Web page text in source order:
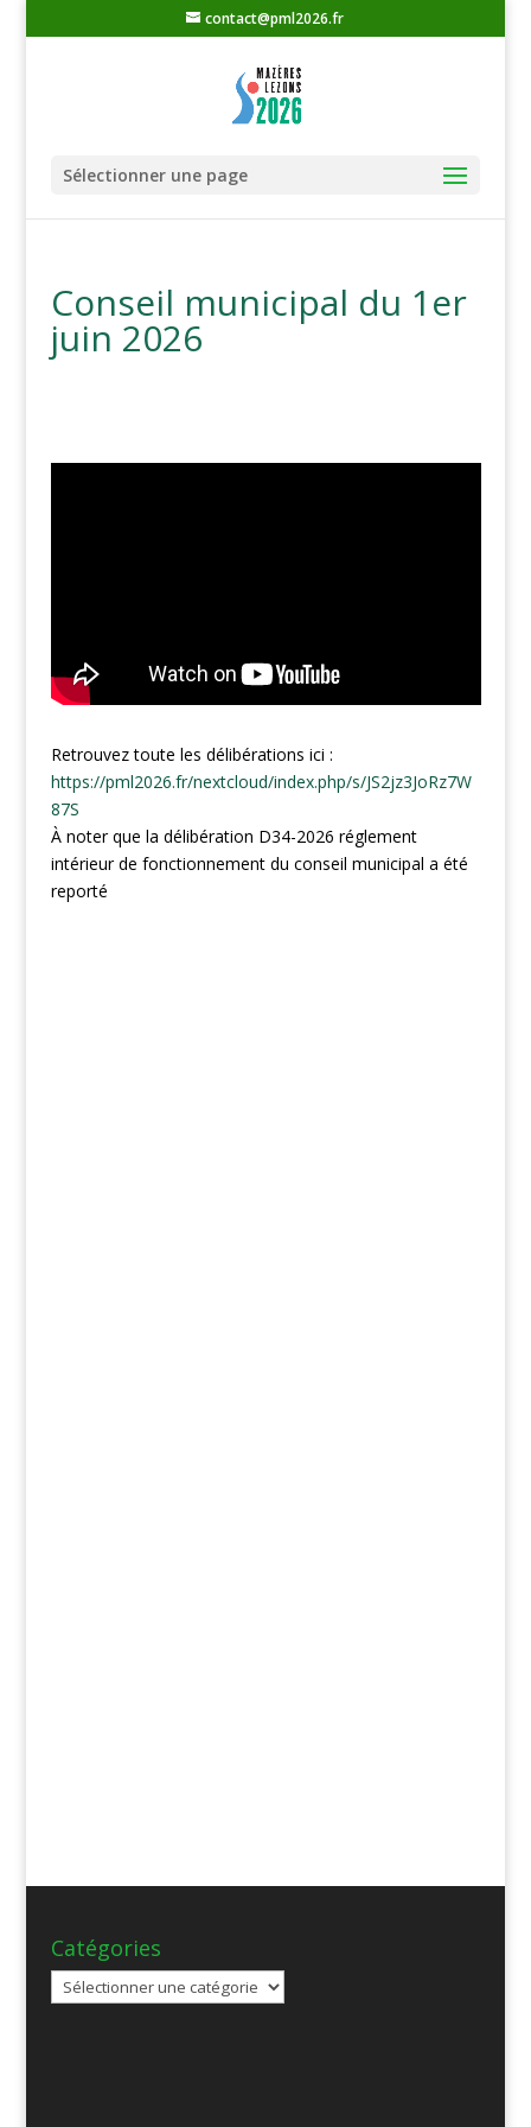
contact@pml2026.fr
Sélectionner une page
Conseil municipal du 1er
juin 2026
Retrouvez toute les délibérations ici :
https://pml2026.fr/nextcloud/index.php/s/JS2jz3JoRz7W
87S
À noter que la délibération D34-2026 réglement
intérieur de fonctionnement du conseil municipal a été
reporté
Catégories
Catégories